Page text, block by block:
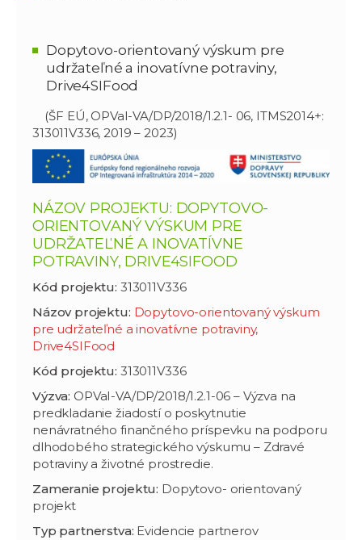
Dopytovo-orientovaný výskum pre
udržateľné a inovatívne potraviny,
Drive4SIFood
(ŠF EÚ, OPVaI-VA/DP/2018/1.2.1- 06, ITMS2014+:
313011V336, 2019 – 2023)
NÁZOV PROJEKTU: DOPYTOVO-
ORIENTOVANÝ VÝSKUM PRE
UDRŽATEĽNÉ A INOVATÍVNE
POTRAVINY, DRIVE4SIFOOD
Kód projektu: 313011V336
Názov projektu: Dopytovo-orientovaný výskum
pre udržateľné a inovatívne potraviny,
Drive4SIFood
Kód projektu: 313011V336
Výzva: OPVaI-VA/DP/2018/1.2.1-06 – Výzva na
predkladanie žiadostí o poskytnutie
nenávratného finančného príspevku na podporu
dlhodobého strategického výskumu – Zdravé
potraviny a životné prostredie.
Zameranie projektu: Dopytovo- orientovaný
projekt
Typ partnerstva: Evidencie partnerov